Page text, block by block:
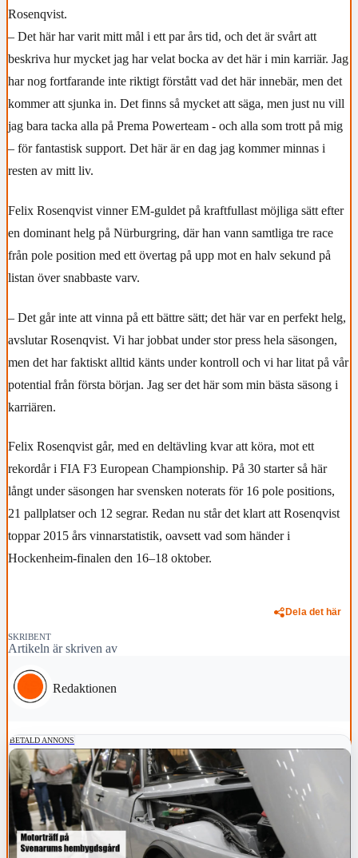
Rosenqvist.
– Det här har varit mitt mål i ett par års tid, och det är svårt att
beskriva hur mycket jag har velat bocka av det här i min karriär. Jag
har nog fortfarande inte riktigt förstått vad det här innebär, men det
kommer att sjunka in. Det finns så mycket att säga, men just nu vill
jag bara tacka alla på Prema Powerteam - och alla som trott på mig
– för fantastisk support. Det här är en dag jag kommer minnas i
resten av mitt liv.
Felix Rosenqvist vinner EM-guldet på kraftfullast möjliga sätt efter
en dominant helg på Nürburgring, där han vann samtliga tre race
från pole position med ett övertag på upp mot en halv sekund på
listan över snabbaste varv.
– Det går inte att vinna på ett bättre sätt; det här var en perfekt helg,
avslutar Rosenqvist. Vi har jobbat under stor press hela säsongen,
men det har faktiskt alltid känts under kontroll och vi har litat på vår
potential från första början. Jag ser det här som min bästa säsong i
karriären.
Felix Rosenqvist går, med en deltävling kvar att köra, mot ett
rekordår i FIA F3 European Championship. På 30 starter så här
långt under säsongen har svensken noterats för 16 pole positions,
21 pallplatser och 12 segrar. Redan nu står det klart att Rosenqvist
toppar 2015 års vinnarstatistik, oavsett vad som händer i
Hockenheim-finalen den 16–18 oktober.
Dela det här
SKRIBENT
Artikeln är skriven av
Redaktionen
BETALD ANNONS